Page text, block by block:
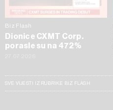
Biz Flash
Dionice CXMT Corp.
porasle su na 472%
SVE VIJESTI IZ RUBRIKE BIZ FLASH